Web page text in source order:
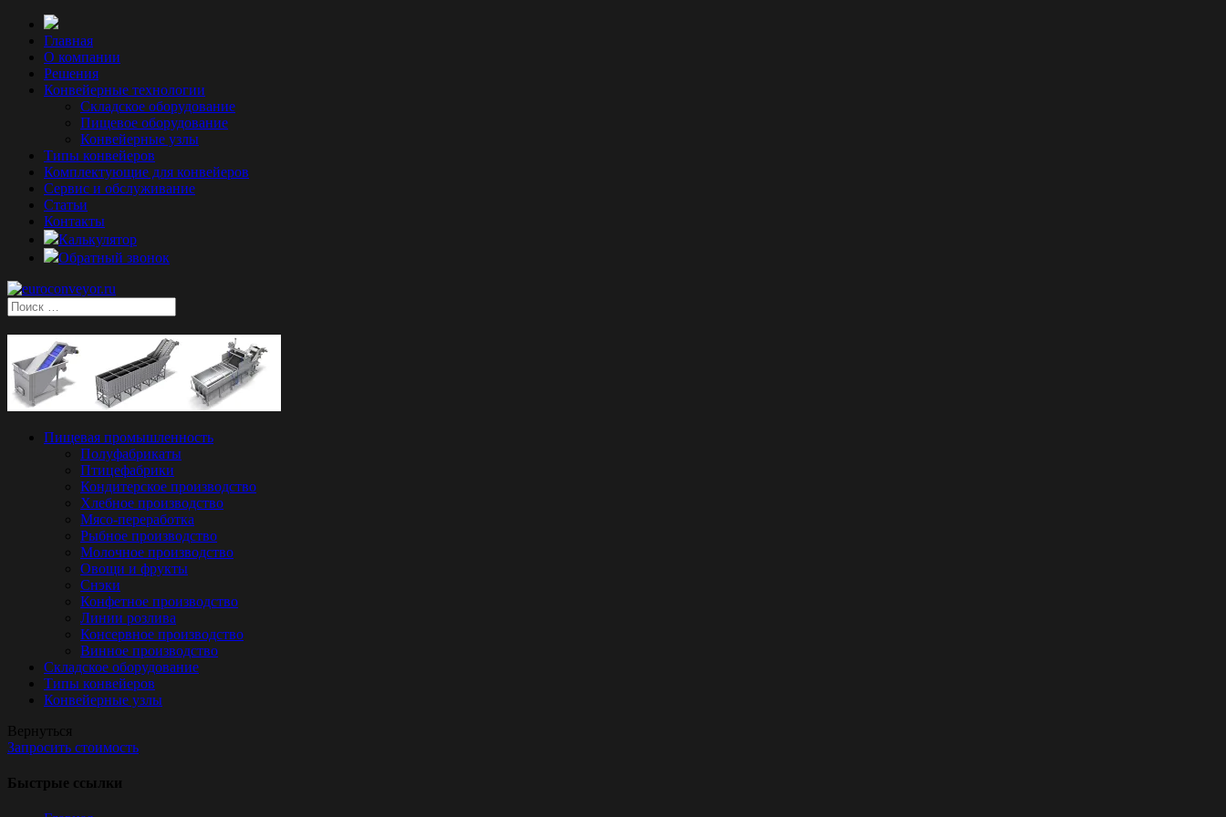
Главная
О компании
Решения
Конвейерные технологии
Складское оборудование
Пищевое оборудование
Конвейерные узлы
Типы конвейеров
Комплектующие для конвейеров
Сервис и обслуживание
Статьи
Контакты
Калькулятор
Обратный звонок
Пищевая промышленность
Полуфабрикаты
Птицефабрики
Кондитерское производство
Хлебное производство
Мясо-переработка
Рыбное производство
Молочное производство
Овощи и фрукты
Снэки
Конфетное производство
Линии розлива
Консервное производство
Винное производство
Складское оборудование
Типы конвейеров
Конвейерные узлы
Вернуться
Запросить стоимость
Быстрые ссылки